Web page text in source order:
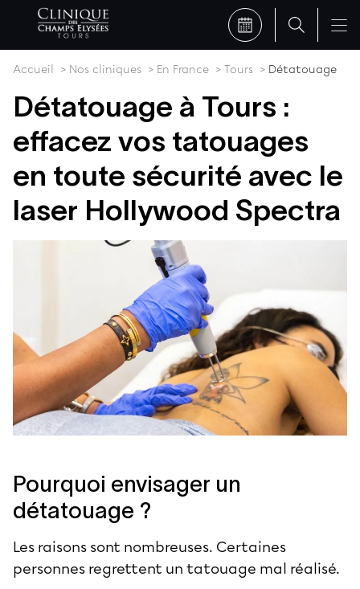
Accueil Nos cliniques En France Tours Détatouage
Détatouage à Tours :
effacez vos tatouages
en toute sécurité avec le
laser Hollywood Spectra
Pourquoi envisager un
détatouage ?
Les raisons sont nombreuses. Certaines
personnes regrettent un tatouage mal réalisé.